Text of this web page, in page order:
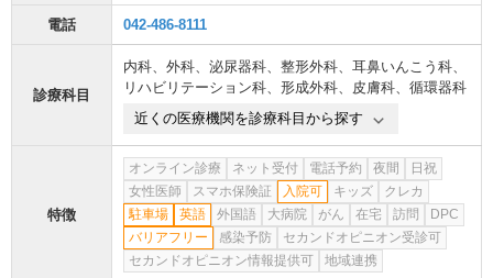
電話 042-486-8111
診療科目
内科、 外科、 泌尿器科、 整形外科、 耳鼻いんこう科、
リハビリテーション科、 形成外科、 皮膚科、 循環器科
近くの医療機関を診療科目から探す
特徴
オンライン診療 ネット受付 電話予約 夜間
日祝
女性医師
スマホ保険証 入院可 キッズ
クレカ
駐車場
英語 外国語 大病院 がん 在宅 訪問
DPC
バリアフリー
感染予防
セカンドオピニオン受診可
セカンドオピニオン情報提供可
地域連携